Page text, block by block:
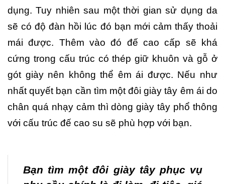
dụng. Tuy nhiên sau một thời gian sử dụng da
sẽ có độ đàn hồi lúc đó bạn mới cảm thấy thoải
mái được. Thêm vào đó đế cao cấp sẽ khá
cứng trong cấu trúc có thép giữ khuôn và gỗ ở
gót giày nên không thể êm ái được. Nếu như
nhất quyết bạn cần tìm một đôi giày tây êm ái do
chân quá nhạy cảm thì dòng giày tây phổ thông
với cấu trúc đế cao su sẽ phù hợp với bạn.
Bạn tìm một đôi giày tây phục vụ